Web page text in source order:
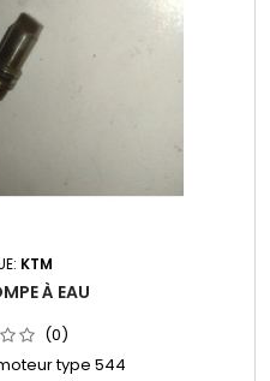
KTM
À EAU
(0)
type 544